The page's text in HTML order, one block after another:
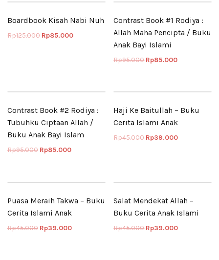
Boardbook Kisah Nabi Nuh
Rp125.000 Rp85.000
Contrast Book #1 Rodiya :
Allah Maha Pencipta / Buku
Anak Bayi Islami
Rp95.000 Rp85.000
Contrast Book #2 Rodiya :
Tubuhku Ciptaan Allah /
Buku Anak Bayi Islam
Rp95.000 Rp85.000
Haji Ke Baitullah – Buku
Cerita Islami Anak
Rp45.000 Rp39.000
Puasa Meraih Takwa – Buku
Cerita Islami Anak
Rp45.000 Rp39.000
Salat Mendekat Allah –
Buku Cerita Anak Islami
Rp45.000 Rp39.000